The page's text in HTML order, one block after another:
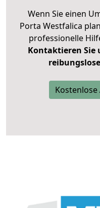
Wenn Sie einen
Porta Westfalica
professionelle
Kontaktieren Sie